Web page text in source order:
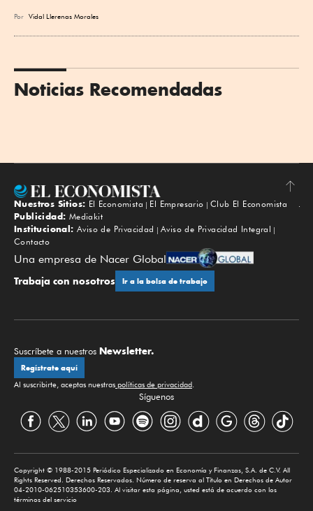
Por Vidal Llerenas Morales
Noticias Recomendadas
Subir
Nuestros Sitios: El Economista El Empresario
Club El Economista
Publicidad: Mediakit
Institucional: Aviso de Privacidad
Aviso de Privacidad Integral
Contacto
Una empresa de Nacer Global
Trabaja con nosotros Ir a la bolsa de trabajo
Suscríbete a nuestros Newsletter.
Regístrate aquí
Al suscribirte, aceptas nuestras políticas de privacidad
Síguenos
Copyright © 1988-2015 Periódico Especializado en Economía y Finanzas, S.A. de C.V. All
Rights Reserved. Derechos Reservados. Número de reserva al Título en Derechos de Autor
04-2010-062510353600-203. Al visitar esta página, usted está de acuerdo con los
términos del servicio